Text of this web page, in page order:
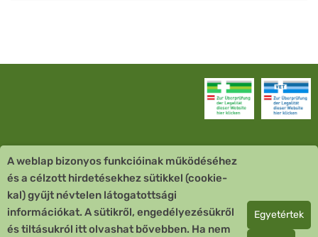
Vevőszolgálat
Quick Links
A weblap bizonyos funkcióinak működéséhez
és a célzott hirdetésekhez sütikkel (cookie-
kal) gyűjt névtelen látogatottsági
információkat. A sütikről, engedélyezésükről
és tiltásukról itt olvashat bővebben. Ha nem
Egyetértek